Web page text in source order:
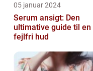
05 januar 2024
Serum ansigt: Den
ultimative guide til en
fejlfri hud